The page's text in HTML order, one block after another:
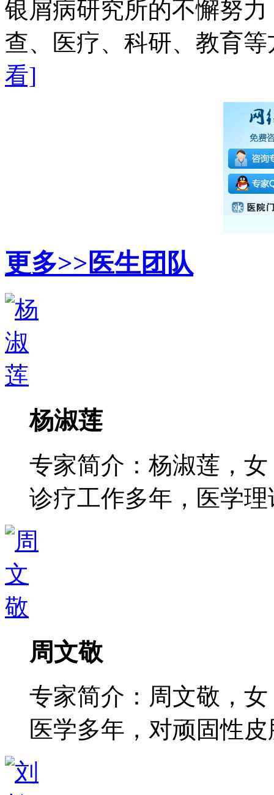
银屑病研究所的不懈努
查、医疗、科研、教育
看]
更多>>医生团队
杨淑莲
专家简介：杨淑莲，
诊疗工作多年，医学理
周文敬
专家简介：周文敬，
医学多年，对顽固性皮